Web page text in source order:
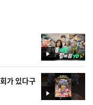
영
상
영
가 있다구